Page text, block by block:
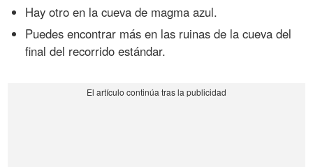
Hay otro en la cueva de magma azul.
Puedes encontrar más en las ruinas de la cueva del
final del recorrido estándar.